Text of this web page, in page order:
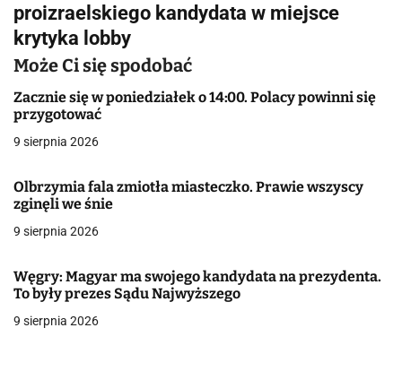
a
c
j
a
w
p
i
u
proizraelskiego kandydata w miejsce
krytyka lobby
Może Ci się spodobać
Zacznie się w poniedziałek o 14:00. Polacy powinni się
przygotować
9 sierpnia 2026
Olbrzymia fala zmiotła miasteczko. Prawie wszyscy
zginęli we śnie
9 sierpnia 2026
Węgry: Magyar ma swojego kandydata na prezydenta.
To były prezes Sądu Najwyższego
9 sierpnia 2026